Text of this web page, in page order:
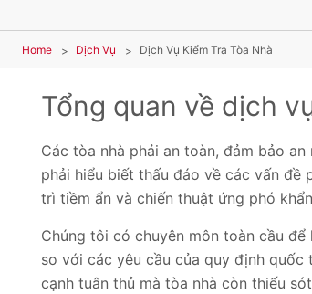
Home Dịch Vụ Dịch Vụ Kiểm Tra Tòa Nhà
Tổng quan về dịch
Các tòa nhà phải an toàn, đảm bảo
phải hiểu biết thấu đáo về các vấn đề
trì tiềm ẩn và chiến thuật ứng phó
Chúng tôi có chuyên môn toàn cầu
so với các yêu cầu của quy định quốc
cạnh tuân thủ mà tòa nhà còn thiếu